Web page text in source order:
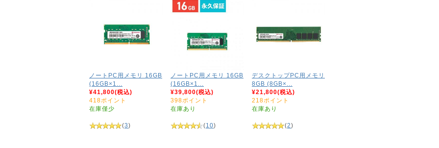
ノートPC用メモリ 16GB
(16GB×1...
¥41,800(税込)
418ポイント
在庫僅少
(3)
ノートPC用メモリ 16GB
(16GB×1...
¥39,800(税込)
398ポイント
在庫あり
(10)
デスクトップPC用メモリ
8GB (8GB×...
¥21,800(税込)
218ポイント
在庫あり
(2)